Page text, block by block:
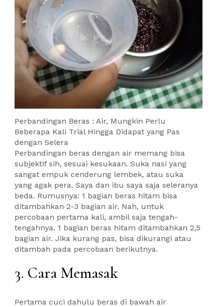
Perbandingan Beras : Air, Mungkin Perlu
Beberapa Kali Trial Hingga Didapat yang Pas
dengan Selera
Perbandingan beras dengan air memang bisa
subjektif sih, sesuai kesukaan. Suka nasi yang
sangat empuk cenderung lembek, atau suka
yang agak pera. Saya dan ibu saya saja seleranya
beda. Rumusnya: 1 bagian beras hitam bisa
ditambahkan 2-3 bagian air. Nah, untuk
percobaan pertama kali, ambil saja tengah-
tengahnya. 1 bagian beras hitam ditambahkan 2,5
bagian air. Jika kurang pas, bisa dikurangi atau
ditambah pada percobaan berikutnya.
3. Cara Memasak
Pertama cuci dahulu beras di bawah air